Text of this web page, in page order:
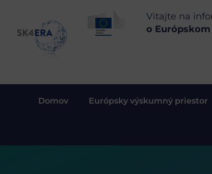
Vitajte na
o
Domov Európsky výskumný priestor